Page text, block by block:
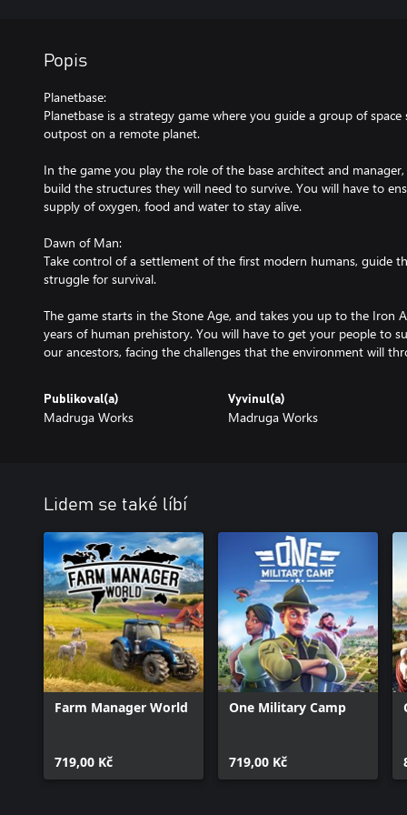
Popis
Planetbase:
Planetbase is a strategy game where you guide a group of
outpost on a remote planet.
In the game you play the role of the base architect and
build the structures they will need to survive. You will have to
supply of oxygen, food and water to stay alive.
Dawn of Man:
Take control of a settlement of the first modern humans, guide
struggle for survival.
The game starts in the Stone Age, and takes you up to the Iron
years of human prehistory. You will have to get your people to
our ancestors, facing the challenges that the environment will
Publikoval(a)
Madruga Works
Vyvinul(a)
Madruga Works
Lidem se také líbí
Farm Manager World
719,00 Kč
One Military Camp
719,00 Kč